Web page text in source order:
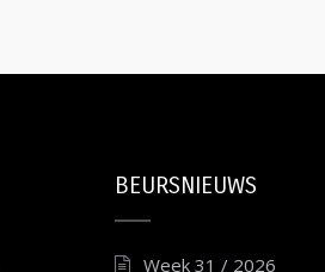
BEURSNIEUWS
Week 31 / 2026